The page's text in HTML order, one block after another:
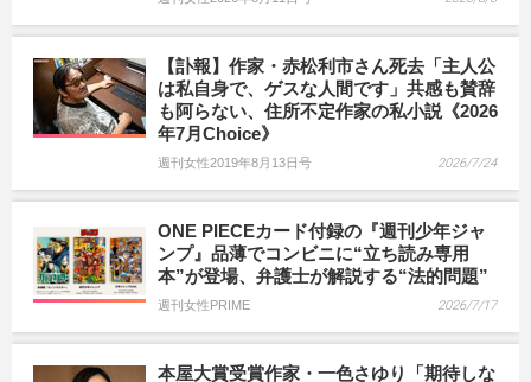
【訃報】作家・赤松利市さん死去「主人公
は私自身で、ゲスな人間です」共感も賛辞
も阿らない、住所不定作家の私小説《2026
年7月Choice》
週刊女性2019年8月13日号 2026/7/24
ONE PIECEカード付録の『週刊少年ジャ
ンプ』品薄でコンビニに“立ち読み専用
本”が登場、弁護士が解説する“法的問題”
週刊女性PRIME 2026/7/17
本屋大賞受賞作家・一色さゆり「期待しな